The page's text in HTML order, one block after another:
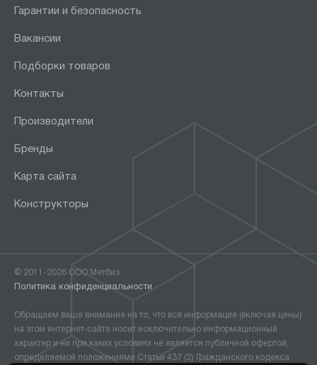
Гарантии и безопасность
Вакансии
Подборки товаров
Контакты
Производители
Бренды
Карта сайта
Конструкторы
© 2011-2026 ООО Метбиз
Политика конфиденциальности
Обращаем ваше внимание на то, что вся информация (включая цены)
на этом интернет-сайте носит исключительно информационный
характер и ни при каких условиях не является публичной офертой,
определяемой положениями Статьи 437 (2) Гражданского кодекса